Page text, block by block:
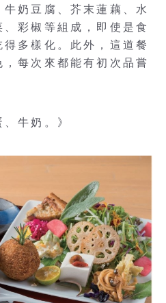
奶豆腐、芥末蓮藕、水
彩椒等組成，即使是食
多樣化。此外，這道餐
每次來都能有初次品嘗
牛奶。》